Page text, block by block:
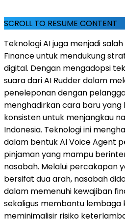
SCROLL TO RESUME CONTENT
Teknologi AI juga menjadi
Finance untuk mendukung
digital. Dengan mengadopsi
suara dari AI Rudder dalam
peneleponan dengan
menghadirkan cara baru yang
konsisten untuk menjangkau
Indonesia. Teknologi ini
dalam bentuk AI Voice Agent
pinjaman yang mampu
nasabah. Melalui percakapan
bersifat dua arah, nasabah
dalam memenuhi kewajiban
sekaligus membantu lembaga
meminimalisir risiko